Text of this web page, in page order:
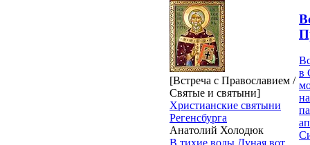
[Встреча с Православием /
Святые и святыни]
Христианские святыни
Регенсбурга
Анатолий Холодюк
В тихие воды Дуная вот
в